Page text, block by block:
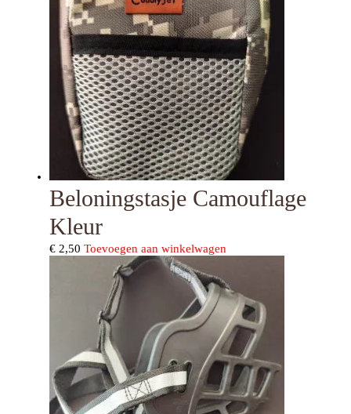
Beloningstasje Camouflage
Kleur
€ 2,50 Toevoegen aan winkelwagen